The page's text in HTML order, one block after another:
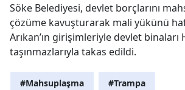
Söke Belediyesi, devlet borçlarını
çözüme kavuşturarak mali yükünü
Arıkan’ın girişimleriyle devlet binaları
taşınmazlarıyla takas edildi.
#Mahsuplaşma #Trampa